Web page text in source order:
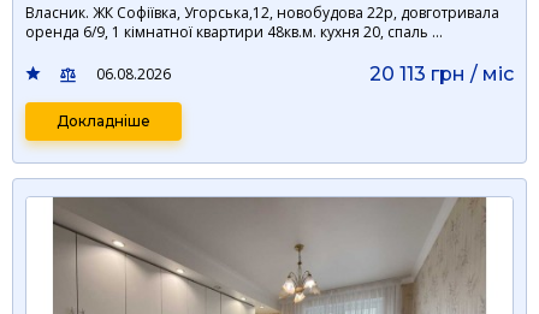
Власник. ЖК Софіївка, Угорська,12, новобудова 22р, довготривала
оренда 6/9, 1 кімнатної квартири 48кв.м. кухня 20, спаль …
06.08.2026 20 113 грн / мiс
Докладніше